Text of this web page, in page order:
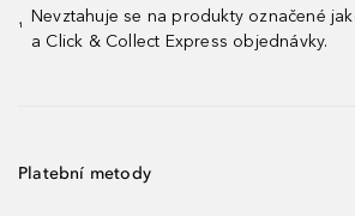
¹
Nevztahuje se na produkty označené
a Click & Collect Express objednávky.
Platební metody